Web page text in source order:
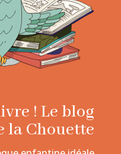
! Le blog
la Chouette